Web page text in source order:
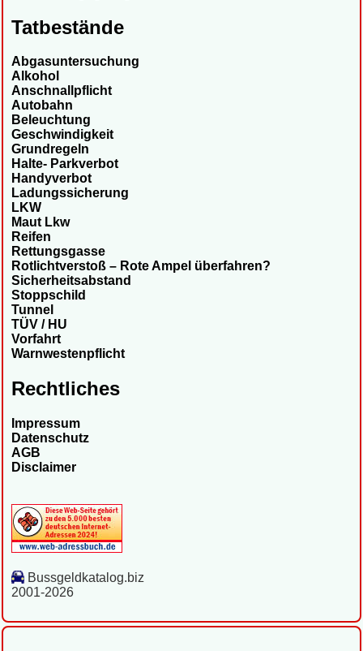
Tatbestände
Abgasuntersuchung
Alkohol
Anschnallpflicht
Autobahn
Beleuchtung
Geschwindigkeit
Grundregeln
Halte- Parkverbot
Handyverbot
Ladungssicherung
LKW
Maut Lkw
Reifen
Rettungsgasse
Rotlichtverstoß – Rote Ampel überfahren?
Sicherheitsabstand
Stoppschild
Tunnel
TÜV / HU
Vorfahrt
Warnwestenpflicht
Rechtliches
Impressum
Datenschutz
AGB
Disclaimer
Bussgeldkatalog.biz
2001-2026